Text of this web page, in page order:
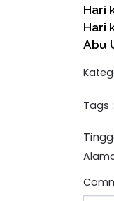
Hari
Hari
Abu
Tags :